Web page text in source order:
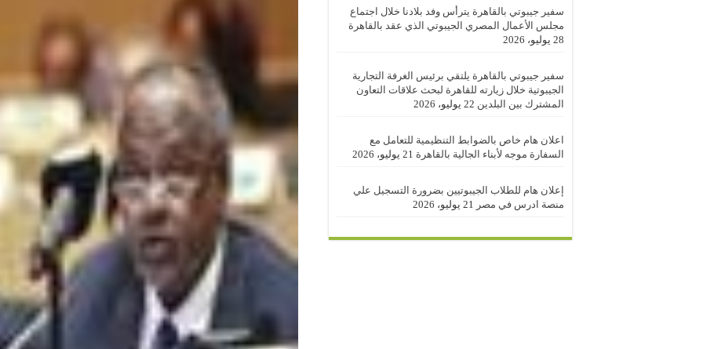
سفير جيبوتي بالقاهرة يترأس وفد بلادنا خلال اجتماع
مجلس الأعمال المصري الجيبوتي الذي عقد بالقاهرة
28 يوليو، 2026
سفير جيبوتي بالقاهرة يلتقي برئيس الغرفة التجارية
الجيبوتية خلال زيارته للقاهرة لبحث علاقات التعاون
المشترك بين البلدين 22 يوليو، 2026
اعلان هام خاص بالضوابط التنظيمية للتعامل مع
السفارة موجه لأبناء الجالية بالقاهرة 21 يوليو، 2026
إعلان هام للطلاب الجيبوتيين بضرورة التسجيل علي
منصة ادرس في مصر
21 يوليو، 2026